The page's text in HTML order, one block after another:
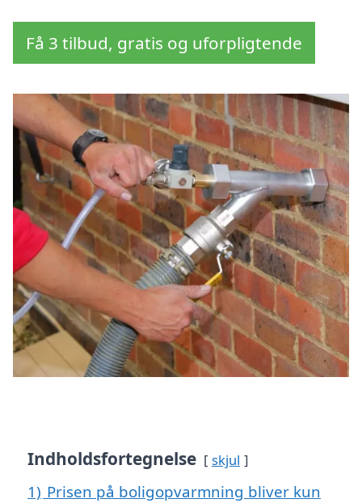
Få 3 tilbud, gratis og uforpligtende
Indholdsfortegnelse skjul
1) Prisen på boligopvarmning bliver kun